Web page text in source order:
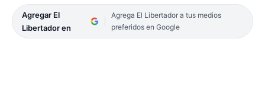
Agregar El
Libertador en
Agrega El Libertador a tus medios
preferidos en Google